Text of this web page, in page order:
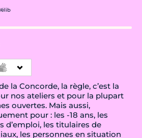
la Concorde, la règle, c’est la
nos ateliers et pour la plupart
ouvertes. Mais aussi,
pour : les -18 ans, les
d’emploi, les titulaires de
les personnes en situation